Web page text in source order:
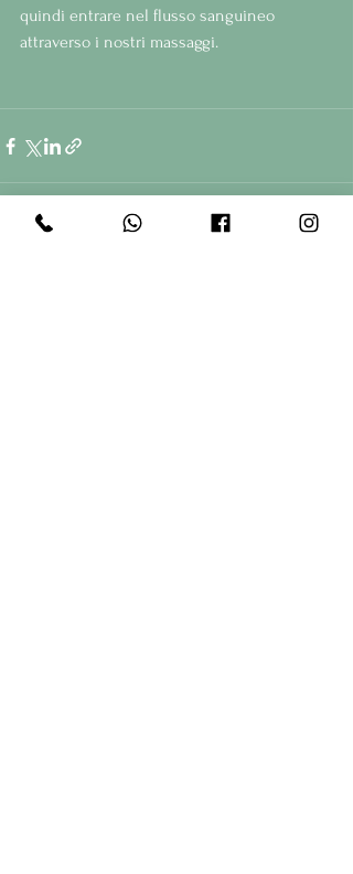
quindi entrare nel flusso sanguineo
attraverso i nostri massaggi.